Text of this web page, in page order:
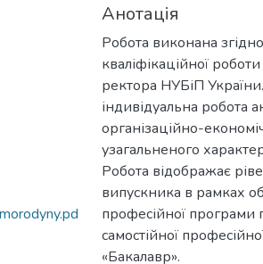
Анотація
Робота виконана
кваліфікаційної
ректора НУБіП
індивідуальна робота
організаційно-
узагальненого
Робота відображає
випускника в рамках
професійної програми
самостійної
«Бакалавр».